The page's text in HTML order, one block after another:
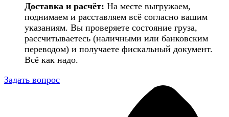
Доставка и расчёт: На месте выгружаем,
поднимаем и расставляем всё согласно вашим
указаниям. Вы проверяете состояние груза,
рассчитываетесь (наличными или банковским
переводом) и получаете фискальный документ.
Всё как надо.
Задать вопрос